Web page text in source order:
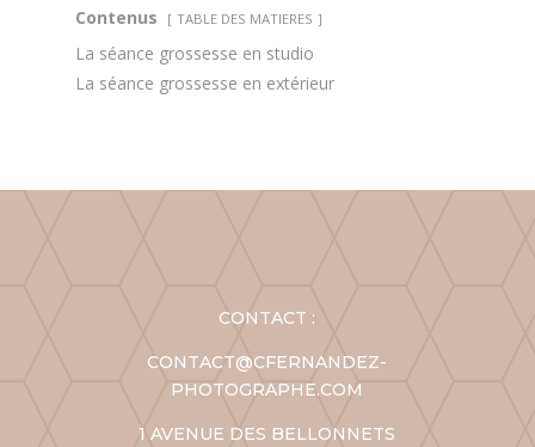
Contenus TABLE DES MATIERES
La séance grossesse en studio
La séance grossesse en extérieur
CONTACT :
CONTACT@CFERNANDEZ-
PHOTOGRAPHE.COM
1 AVENUE DES BELLONNETS